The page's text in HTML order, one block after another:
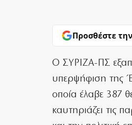
Προσθέστε
Ο ΣΥΡΙΖΑ-ΠΣ
υπερψήφιση της
οποία έλαβε 387
καυτηριάζει τις